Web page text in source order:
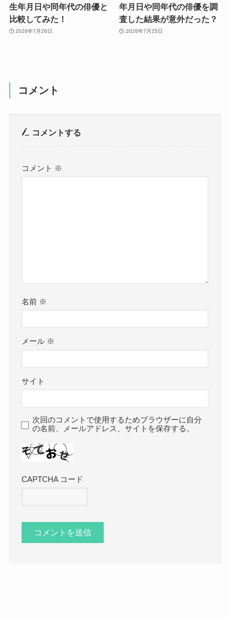
生年月日や同年代の俳優と
比較してみた！
2026年7月26日
年月日や同年代の俳優を調
査した結果が意外だった？
2026年7月25日
コメント
コメントする
コメント ※
名前 ※
メール ※
サイト
次回のコメントで使用するためブラウザーに自分
の名前、メールアドレス、サイトを保存する。
CAPTCHA コード